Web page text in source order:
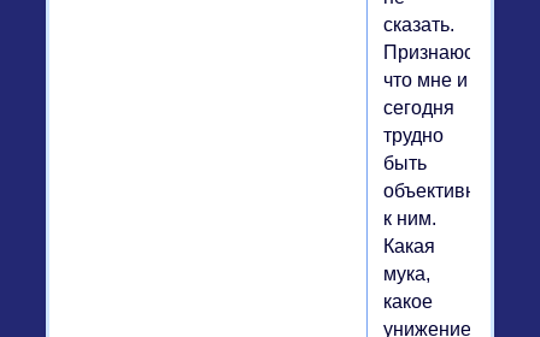
сказать.
Признаюсь,
что мне и
сегодня
трудно
быть
объективной
к ним.
Какая
мука,
какое
унижение